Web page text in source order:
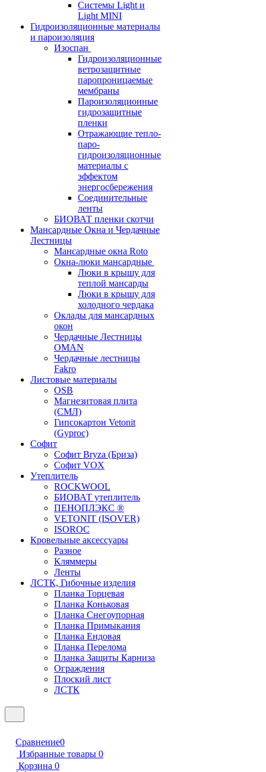
Системы Light и
Light MINI
Гидроизоляционные материалы
и пароизоляция
Изоспан
Гидроизоляционные
ветрозащитные
паропроницаемые
мембраны
Пароизоляционные
гидрозащитные
пленки
Отражающие тепло-
паро-
гидроизоляционные
материалы с
эффектом
энергосбережения
Соединительные
ленты
БИОВАТ пленки скотчи
Мансардные Окна и Чердачные
Лестницы
Мансардные окна Roto
Окна-люки мансардные
Люки в крышу для
теплой мансарды
Люки в крышу для
холодного чердака
Оклады для мансардных
окон
Чердачные Лестницы
OMAN
Чердачные лестницы
Fakro
Листовые материалы
OSB
Магнезитовая плита
(СМЛ)
Гипсокартон Vetonit
(Gyproc)
Софит
Софит Bryza (Бриза)
Софит VOX
Утеплитель
ROCKWOOL
БИОВАТ утеплитель
ПЕНОПЛЭКС ®
VETONIT (ISOVER)
ISOROC
Кровельные аксессуары
Разное
Кляммеры
Ленты
ЛСТК, Гибочные изделия
Планка Торцевая
Планка Коньковая
Планка Снегоупорная
Планка Примыкания
Планка Ендовая
Планка Перелома
Планка Защиты Карниза
Ограждения
Плоский лист
ЛСТК
Сравнение0
Избранные товары 0
Корзина 0